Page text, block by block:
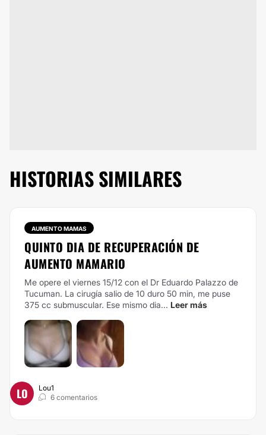
HISTORIAS SIMILARES
AUMENTO MAMAS
QUINTO DIA DE RECUPERACIÓN DE
AUMENTO MAMARIO
Me opere el viernes 15/12 con el Dr Eduardo Palazzo de
Tucuman. La cirugía salio de 10 duro 50 min, me puse
375 cc submuscular. Ese mismo dia... Leer más
LO
Lou1
6 comentarios